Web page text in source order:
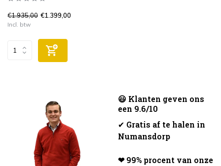
€1.935,00 €1.399,00
Incl. btw
😃 Klanten geven ons
een 9.6/10
✔ Gratis af te halen in
Numansdorp
❤ 99% procent van onze